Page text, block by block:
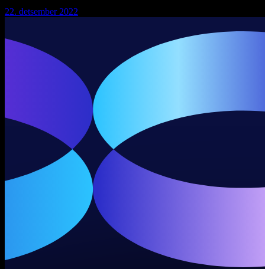
22. detsember 2022